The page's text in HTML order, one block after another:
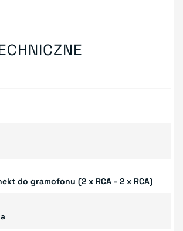
do gramofonu (2 x RCA - 2 x RCA)